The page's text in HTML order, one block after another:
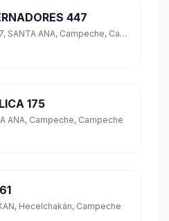
447
AVE GOBERNADORES 447, SANTA ANA, Campeche, Campeche
175
ANA, Campeche, Campeche
Hecelchakán, Campeche